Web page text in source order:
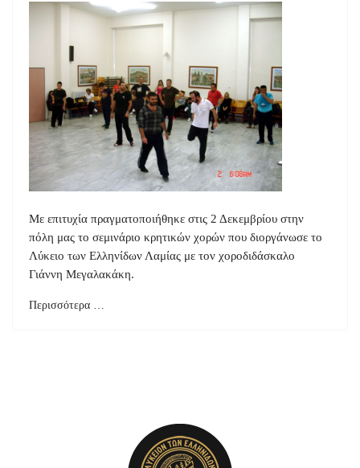
Με επιτυχία πραγματοποιήθηκε στις 2 Δεκεμβρίου στην
πόλη μας το σεμινάριο κρητικών χορών που διοργάνωσε το
Λύκειο των Ελληνίδων Λαμίας με τον χοροδιδάσκαλο
Γιάννη Μεγαλακάκη.
Περισσότερα …